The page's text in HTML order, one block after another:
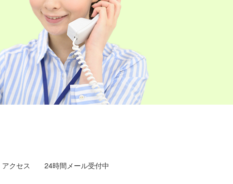
アクセス 24時間メール受付中